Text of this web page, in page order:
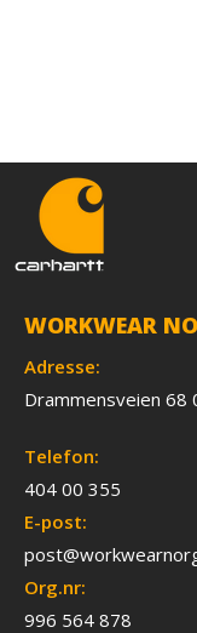
WORKWEAR
Adresse:
Drammensveien 68
Telefon:
404 00 355
E-post:
Org.nr:
996 564 878